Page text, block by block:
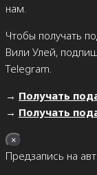
нам.
Чтобы получать
Вили Улей,
Telegram.
→ Получать
→ Получать
×
Предзапись на